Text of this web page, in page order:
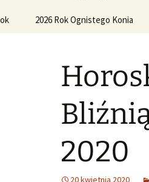
2026 Rok Ognistego Konia
2020
20 kwietnia 2020